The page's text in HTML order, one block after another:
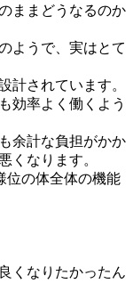
ままどうなるのか
ようで、実はとて
計されています。
効率よく働くよう
余計な負担がかか
くなります。
位の体全体の機能
くなりたかったん